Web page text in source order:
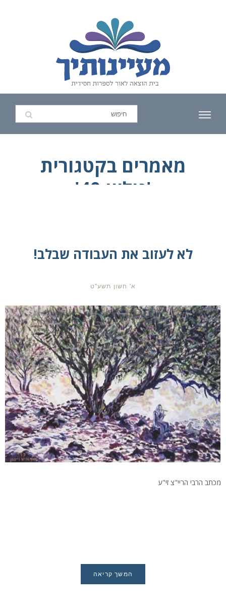
מאמרים בקטגורית
'גיליון-40'
לא לעזוב את העבודה שבלב!
א' חשון תשע"ט
מכתב הרבי הריי"צ זי"ע
המשך קריאה